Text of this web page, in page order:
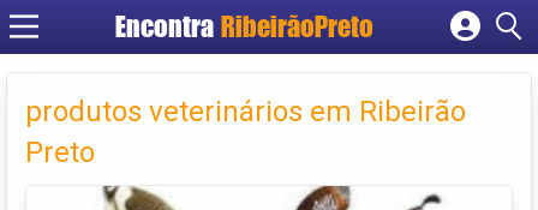
Encontra RibeirãoPreto
Cadastrar empresa
Criar conta
produtos veterinários em Ribeirão
Preto